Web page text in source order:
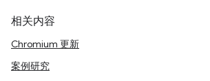
相关内容
Chromium 更新
案例研究